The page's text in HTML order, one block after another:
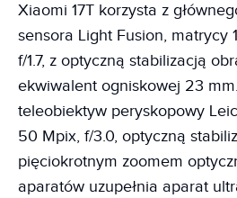
Xiaomi 17T korzysta z
sensora Light Fusion, matrycy
f/1.7, z optyczną stabilizacją
ekwiwalent ogniskowej 23
teleobiektyw peryskopowy
50 Mpix, f/3.0, optyczną
pięciokrotnym zoomem
aparatów uzupełnia aparat